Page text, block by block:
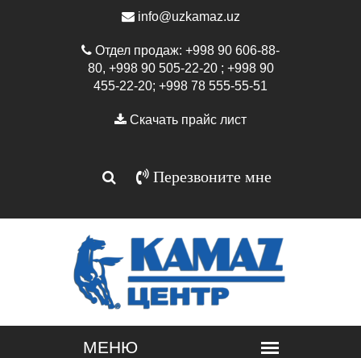
info@uzkamaz.uz
Отдел продаж: +998 90 606-88-
80, +998 90 505-22-20 ; +998 90
455-22-20; +998 78 555-55-51
Скачать прайс лист
Перезвоните мне